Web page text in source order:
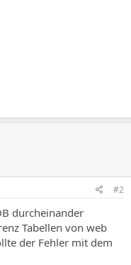
#2
durcheinander
Tabellen von web
der Fehler mit dem